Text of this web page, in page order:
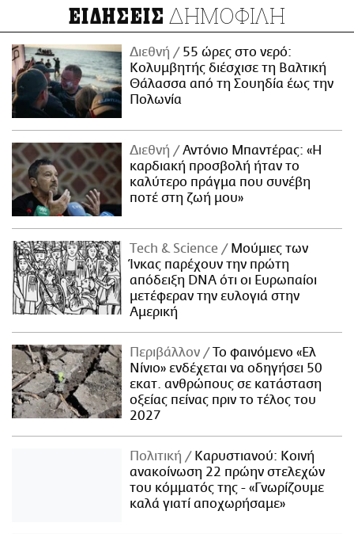
ΕΙΔΗΣΕΙΣ ΔΗΜΟΦΙΛΗ
Διεθνή
55 ώρες στο νερό:
Κολυμβητής διέσχισε τη Βαλτική
Θάλασσα από τη Σουηδία έως την
Πολωνία
Διεθνή
Αντόνιο Μπαντέρας: «Η
καρδιακή προσβολή ήταν το
καλύτερο πράγμα που συνέβη
ποτέ στη ζωή μου»
Τech & Science
Μούμιες των
Ίνκας παρέχουν την πρώτη
απόδειξη DNA ότι οι Ευρωπαίοι
μετέφεραν την ευλογιά στην
Αμερική
Περιβάλλον
Το φαινόμενο «Ελ
Νίνιο» ενδέχεται να οδηγήσει 50
εκατ. ανθρώπους σε κατάσταση
οξείας πείνας πριν το τέλος του
2027
Πολιτική
Καρυστιανού: Κοινή
ανακοίνωση 22 πρώην στελεχών
του κόμματός της - «Γνωρίζουμε
καλά γιατί αποχωρήσαμε»